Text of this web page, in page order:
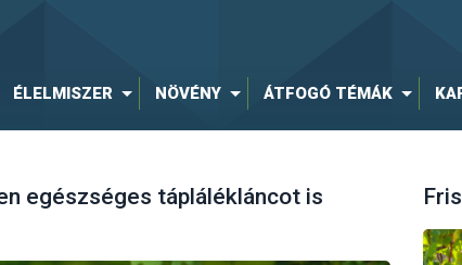
ÉLELMISZER NÖVÉNY ÁTFOGÓ TÉMÁK
egészséges táplálékláncot is